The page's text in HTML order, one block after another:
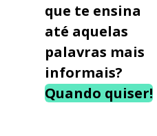
que te ensina
até aquelas
palavras mais
informais?
Quando quiser!